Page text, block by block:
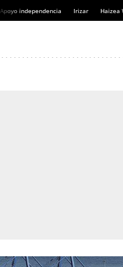
Apoyo independencia Irizar Haizea